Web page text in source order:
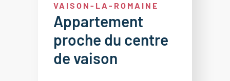
VAISON-LA-ROMAINE
Appartement
proche du centre
de vaison